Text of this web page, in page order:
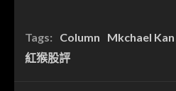
Tags: Column Mkchael Kan
紅猴股評